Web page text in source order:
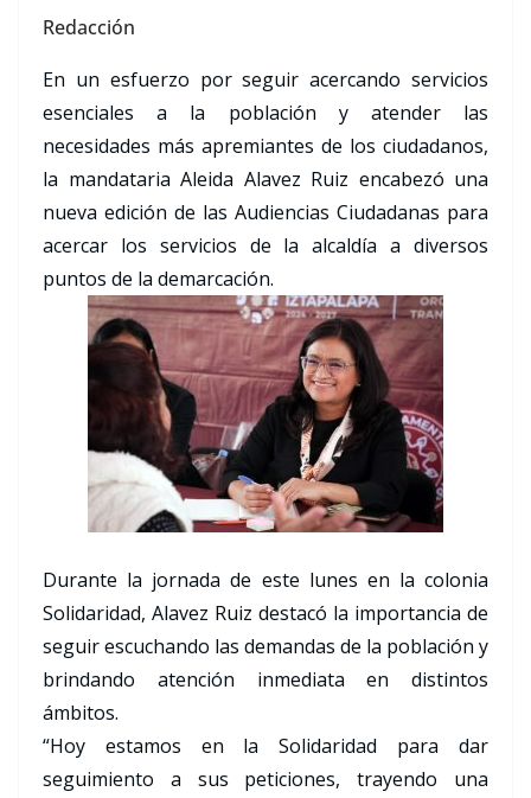
Redacción
En un esfuerzo por seguir acercando servicios
esenciales a la población y atender las
necesidades más apremiantes de los ciudadanos,
la mandataria Aleida Alavez Ruiz encabezó una
nueva edición de las Audiencias Ciudadanas para
acercar los servicios de la alcaldía a diversos
puntos de la demarcación.
Durante la jornada de este lunes en la colonia
Solidaridad, Alavez Ruiz destacó la importancia de
seguir escuchando las demandas de la población y
brindando atención inmediata en distintos
ámbitos.
“Hoy estamos en la Solidaridad para dar
seguimiento a sus peticiones, trayendo una